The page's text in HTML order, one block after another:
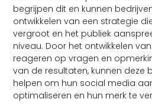
begrijpen dit en kunnen
ontwikkelen van een strategie
vergroot en het publiek
niveau. Door het ontwikkelen
reageren op vragen en
van de resultaten, kunnen deze
helpen om hun social media
optimaliseren en hun merk te